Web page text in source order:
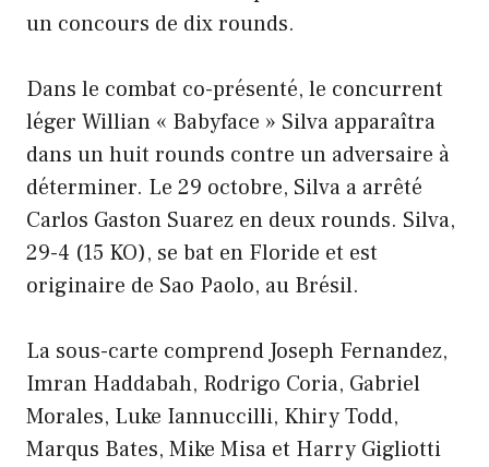
un concours de dix rounds.
Dans le combat co-présenté, le concurrent
léger Willian « Babyface » Silva apparaîtra
dans un huit rounds contre un adversaire à
déterminer. Le 29 octobre, Silva a arrêté
Carlos Gaston Suarez en deux rounds. Silva,
29-4 (15 KO), se bat en Floride et est
originaire de Sao Paolo, au Brésil.
La sous-carte comprend Joseph Fernandez,
Imran Haddabah, Rodrigo Coria, Gabriel
Morales, Luke Iannuccilli, Khiry Todd,
Marqus Bates, Mike Misa et Harry Gigliotti